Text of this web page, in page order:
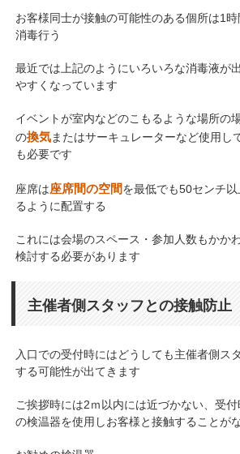
お客様同士が接触の可能性のある個所は1
消毒行う
最近では上記のようにいろいろな消毒液が
やすくなっています
イベントが室内などのこもるような場所の
の換気またはサーキュレーターなど使用し
も必要です
座席は座席間の空間を最低でも50センチ
るように配置する
これには会場のスペース・参加人数もかか
検討する必要があります
主催者側スタッフとの接触防止
入口での受付時にはどうしても主催者側ス
する可能性が出てきます
ご挨拶時には2ｍ以内には近づかない、受
の検温器を使用しお客様と接触することが